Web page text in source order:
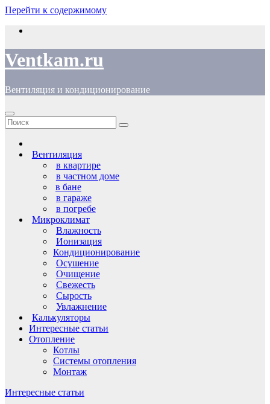
Перейти к содержимому
Ventkam.ru
Вентиляция и кондиционирование
Вентиляция
в квартире
в частном доме
в бане
в гараже
в погребе
Микроклимат
Влажность
Ионизация
Кондиционирование
Осушение
Очищение
Свежесть
Сырость
Увлажнение
Калькуляторы
Интересные статьи
Отопление
Котлы
Системы отопления
Монтаж
Интересные статьи